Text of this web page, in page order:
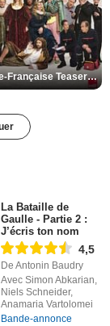
De la Comédie-Française Teaser VF
La Bataille de
Gaulle - Partie 2 :
J’écris ton nom
4,5
De Antonin Baudry
Avec Simon Abkarian,
Niels Schneider,
Anamaria Vartolomei
Bande-annonce